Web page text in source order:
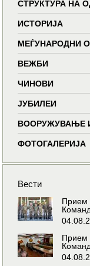
СТРУКТУРА НА
ИСТОРИЈА
МЕЃУНАРОДНИ
ВЕЖБИ
ЧИНОВИ
ЈУБИЛЕИ
ВООРУЖУВАЊЕ
ФОТОГАЛЕРИЈА
Вести
Прием
Прием